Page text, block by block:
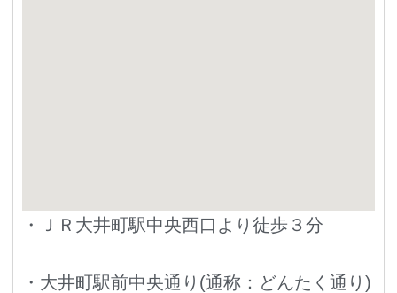
・ＪＲ大井町駅中央西口より徒歩３分
・大井町駅前中央通り(通称：どんたく通り)